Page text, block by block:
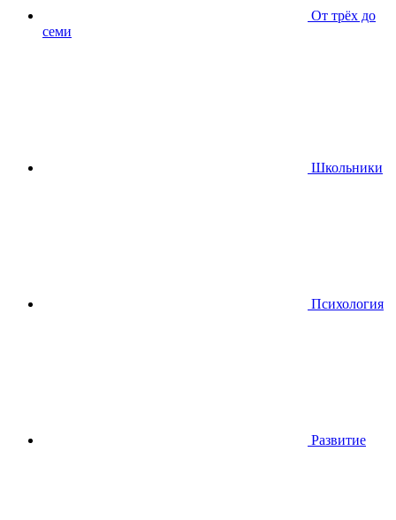
От трёх до
семи
Школьники
Психология
Развитие